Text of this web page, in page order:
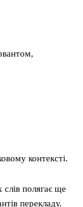
контексті.
полягає ще
перекладу.